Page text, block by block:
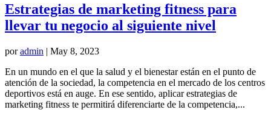
Estrategias de marketing fitness para
llevar tu negocio al siguiente nivel
poradmin | May 8, 2023
En un mundo en el que la salud y el bienestar están en el punto de
atención de la sociedad, la competencia en el mercado de los centros
deportivos está en auge. En ese sentido, aplicar estrategias de
marketing fitness te permitirá diferenciarte de la competencia,...